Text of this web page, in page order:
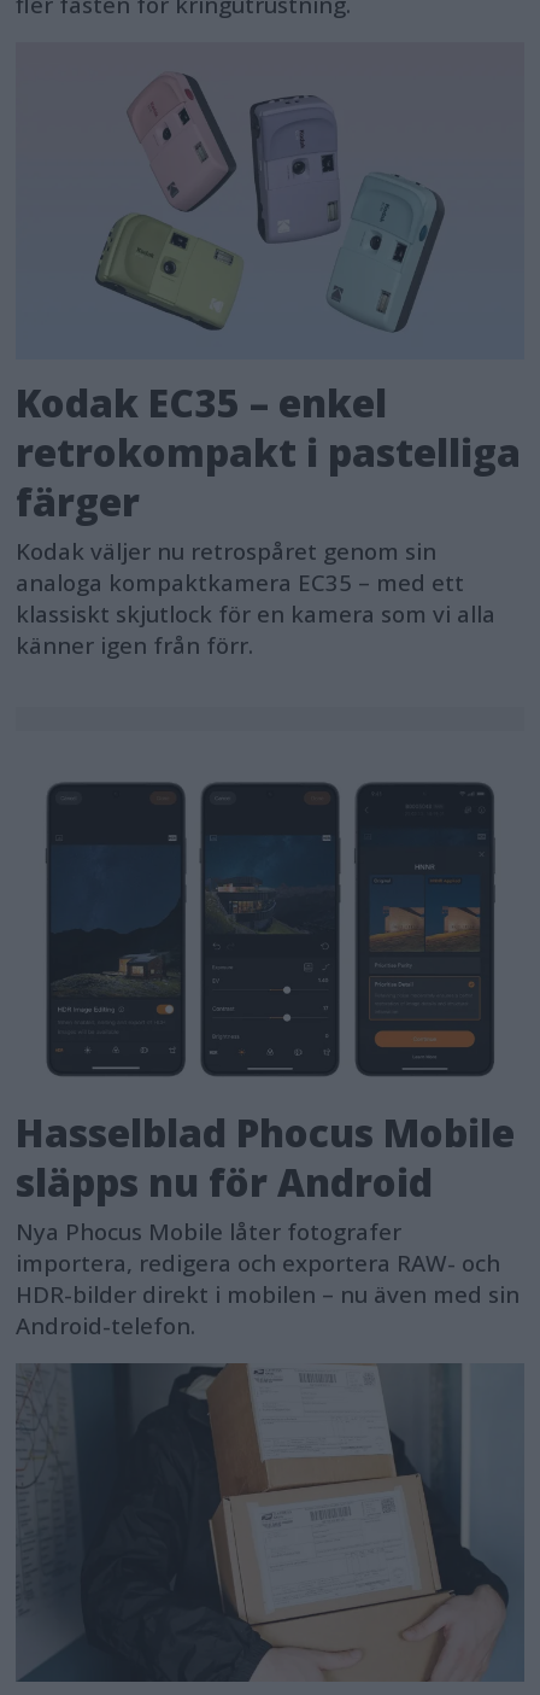
Kodak EC35 – enkel
retrokompakt i pastelliga
färger
Kodak väljer nu retrospåret genom sin
analoga kompaktkamera EC35 – med ett
klassiskt skjutlock för en kamera som vi alla
känner igen från förr.
Hasselblad Phocus Mobile
släpps nu för Android
Nya Phocus Mobile låter fotografer
importera, redigera och exportera RAW- och
HDR-bilder direkt i mobilen – nu även med sin
Android-telefon.